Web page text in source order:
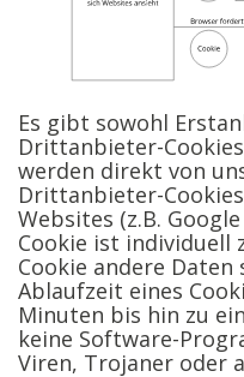
Es gibt sowohl
Drittanbieter-
werden direkt von
Drittanbieter-
Websites (z.B.
Cookie ist individuell
Cookie andere Daten
Ablaufzeit eines
Minuten bis hin zu
keine Software-
Viren, Trojaner oder